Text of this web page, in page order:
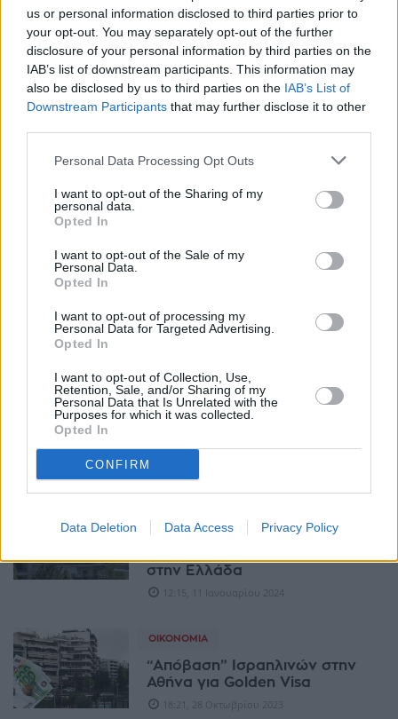
us or personal information disclosed to third parties prior to
your opt-out. You may separately opt-out of the further
disclosure of your personal information by third parties on the
IAB’s list of downstream participants. This information may
also be disclosed by us to third parties on the IAB’s List of
Downstream Participants that may further disclose it to other
Personal Data Processing Opt Outs
I want to opt-out of the Sharing of my
personal data.
Opted In
I want to opt-out of the Sale of my
Personal Data.
Opted In
I want to opt-out of processing my
Personal Data for Targeted Advertising.
Opted In
I want to opt-out of Collection, Use,
Retention, Sale, and/or Sharing of my
Personal Data that Is Unrelated with the
Purposes for which it was collected.
Opted In
CONFIRM
Data Deletion Data Access Privacy Policy
Χρυσή Βίζα τριών ταχυτήτων –
Σε ποιες περιοχές αυξάνεται
κατά 60%
17:45, 16 Μαρτίου 2024
ΧΡΗΣΤΙΚΆ
«Χρυσή Βίζα»: Σε ποιες
αγοράς ακινήτου στα 800.000
ΠΟΛΙΤΙΚΉ
κέντρα και νησιά
11:52, 09 Φεβρουαρίου 2024
ΧΡΗΣΤΙΚΆ
Ποιες αλλαγές σχεδιάζονται
Alpha Bank: Πάνω από 1,6 δισ.
στην Ελλάδα
12:15, 11 Ιανουαρίου 2024
ΟΙΚΟΝΟΜΊΑ
“Απόβαση” Ισραηλινών στην
Αθήνα για Golden Visa
18:21, 28 Οκτωβρίου 2023